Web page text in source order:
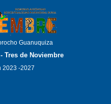
Guanuquiza
Tres de Noviembre
2023 -2027